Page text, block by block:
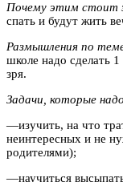
Почему этим стоит
спать и будут жить
Размышления по
школе надо сделать
зря.
Задачи, которые
—изучить, на что
неинтересных и не
родителями);
—научиться